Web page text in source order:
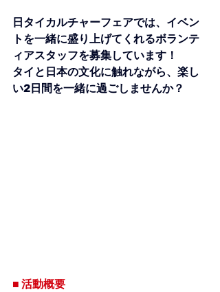
日タイカルチャーフェアでは、イベン
トを一緒に盛り上げてくれるボランテ
ィアスタッフを募集しています！
タイと日本の文化に触れながら、楽し
い2日間を一緒に過ごしませんか？
■ 活動概要